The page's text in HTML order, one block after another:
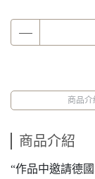
商品介
商品介紹
“作品中邀請德